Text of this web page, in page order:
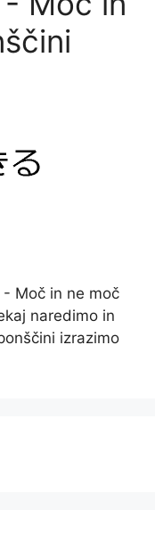
Moč in ne moč
naredimo in
izrazimo